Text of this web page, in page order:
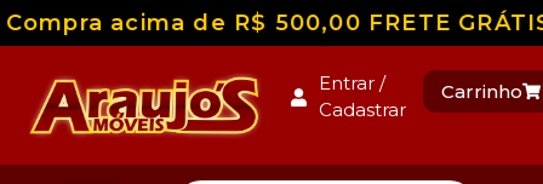
acima de R$ 500,00 FRETE
Entrar /
Cadastrar
Carrinho